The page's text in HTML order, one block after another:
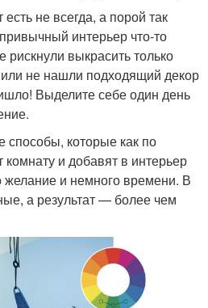
не всегда, а порой так
интерьер что-то
рискнули выкрасить только
или не нашли подходящий декор
Выделите себе один день
которые как по
и добавят в интерьер
желание и немного времени. В
а результат — более чем